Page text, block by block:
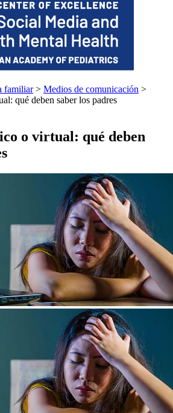
familiar> Medios de comunicación >
qué deben saber los padres
o virtual: qué deben